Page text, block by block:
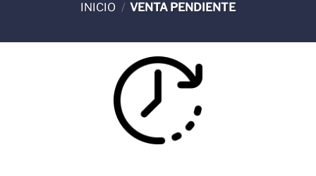
INICIO / VENTA PENDIENTE